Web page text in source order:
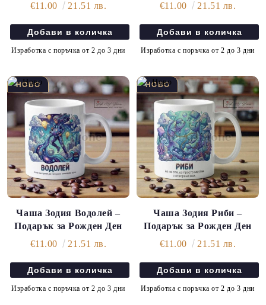
€11.00
21.51 лв.
Изработка с поръчка от 2 до 3 дни
€11.00
21.51 лв.
Изработка с поръчка от 2 до 3 дни
Чаша Зодия Водолей –
Подарък за Рожден Ден
€11.00
21.51 лв.
Изработка с поръчка от 2 до 3 дни
Чаша Зодия Риби –
Подарък за Рожден Ден
€11.00
21.51 лв.
Изработка с поръчка от 2 до 3 дни